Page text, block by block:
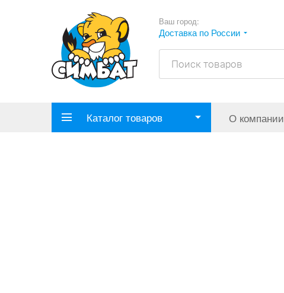
Ваш город:
Доставка по России
Каталог товаров О компании